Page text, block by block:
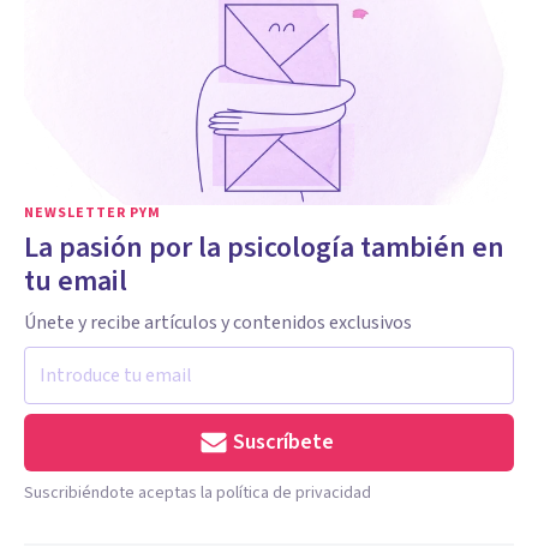
NEWSLETTER PYM
La pasión por la psicología también en
tu email
Únete y recibe artículos y contenidos exclusivos
Suscríbete
Suscribiéndote aceptas la política de privacidad